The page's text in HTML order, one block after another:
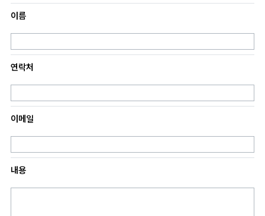
이름
연락처
이메일
내용